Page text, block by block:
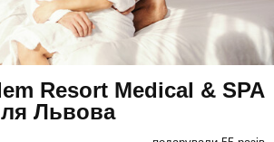
Resort Medical & SPA
Львова